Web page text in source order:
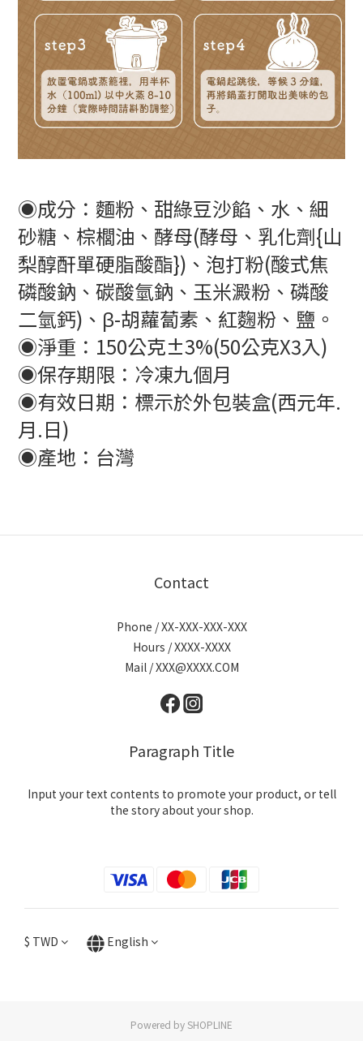
◉成分：麵粉、甜綠豆沙餡、水、細
砂糖、棕櫚油、酵母(酵母、乳化劑{山
梨醇酐單硬脂酸酯})、泡打粉(酸式焦
磷酸鈉、碳酸氫鈉、玉米澱粉、磷酸
二氫鈣)、β-胡蘿蔔素、紅麴粉、鹽。
◉淨重： 150公克±3%(50公克X3入)
◉保存期限：冷凍九個月
◉有效日期：標示於外包裝盒(西元年.
月.日)
◉產地：台灣
Contact
Phone / XX-XXX-XXX-XXX
Hours / XXXX-XXXX
Mail / XXX@XXXX.COM
Paragraph Title
Input your text contents to promote your product, or tell
the story about your shop.
$ TWD English
Powered by SHOPLINE